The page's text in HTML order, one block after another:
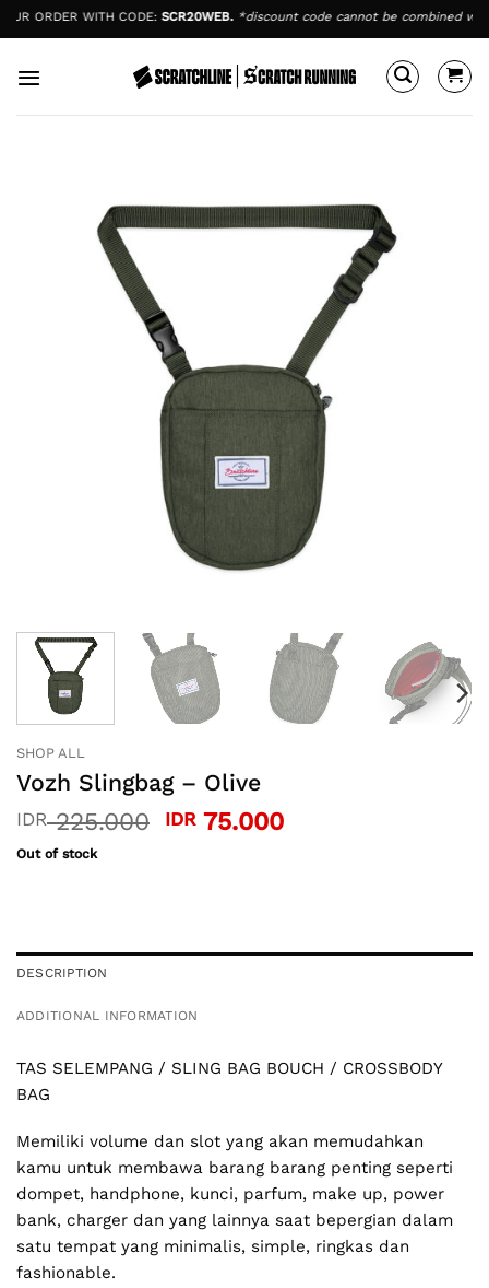
Skip
to
ORDER WITH CODE:SCR20WEB. *discount code cannot be combined with
SHOP ALL
Vozh Slingbag – Olive
IDR225.000 Original
IDR75.000Current
Out of stock
DESCRIPTION
ADDITIONAL INFORMATION
TAS SELEMPANG / SLING BAG BOUCH / CROSSBODY
BAG
Memiliki volume dan slot yang akan memudahkan
kamu untuk membawa barang barang penting seperti
dompet, handphone, kunci, parfum, make up, power
bank, charger dan yang lainnya saat bepergian dalam
satu tempat yang minimalis, simple, ringkas dan
fashionable.